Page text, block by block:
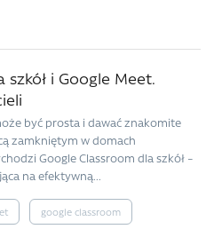
szkół i Google Meet.
być prosta i dawać znakomite
zamkniętym w domach
Google Classroom dla szkół –
na efektywną...
google classroom